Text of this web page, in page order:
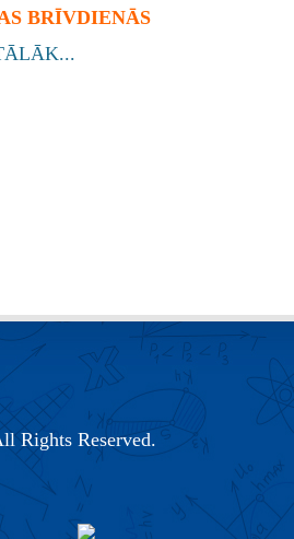
BRĪVDIENĀS
Rights Reserved.